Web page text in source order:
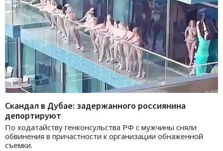
Скандал в Дубае: задержанного россиянина
депортируют
По ходатайству генконсульства РФ с мужчины сняли
обвинения в причастности к организации обнаженной
съемки.